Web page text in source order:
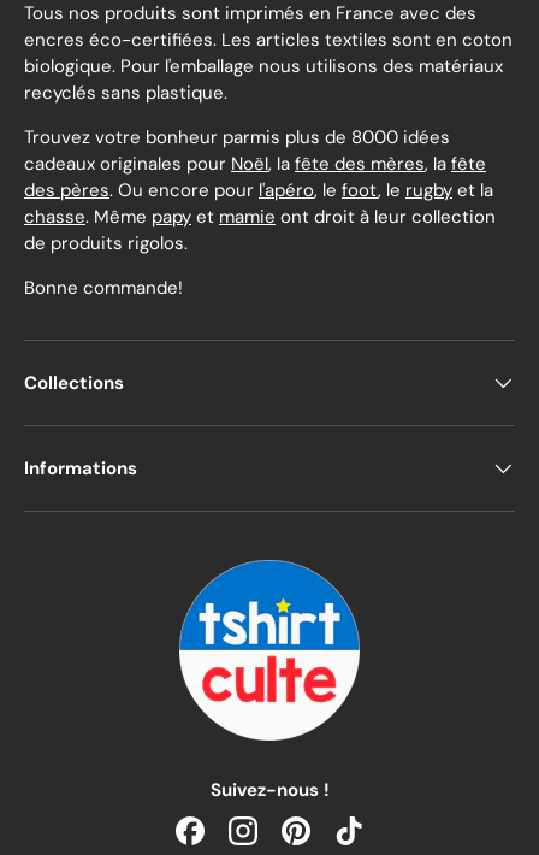
Tous nos produits sont imprimés en France avec des
encres éco-certifiées. Les articles textiles sont en coton
biologique. Pour l'emballage nous utilisons des matériaux
recyclés sans plastique.
Trouvez votre bonheur parmis plus de 8000 idées
cadeaux originales pour Noël, la fête des mères, la fête
des pères. Ou encore pour l'apéro, le foot, le rugby et la
chasse. Même papy et mamie ont droit à leur collection
de produits rigolos.
Bonne commande!
Collections
Informations
Suivez-nous !
FacebookInstagramPinterestTikTok